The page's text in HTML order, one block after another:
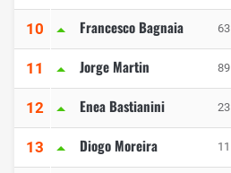
10 Francesco Bagnaia 63
11 Jorge Martin 89
12 Enea Bastianini 23
13 Diogo Moreira 11